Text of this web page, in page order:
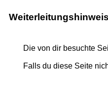
Weiterleitungshinweis
Die von dir besuchte
Falls du diese Seite